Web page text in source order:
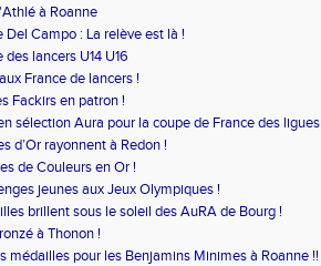
à Roanne
Del Campo : La relève est là !
lancers U14 U16
France de lancers !
Fackirs en patron !
sélection Aura pour la coupe de France des ligues
d’Or rayonnent à Redon !
de Couleurs en Or !
jeunes aux Jeux Olympiques !
brillent sous le soleil des AuRA de Bourg !
à Thonon !
médailles pour les Benjamins Minimes à Roanne !!